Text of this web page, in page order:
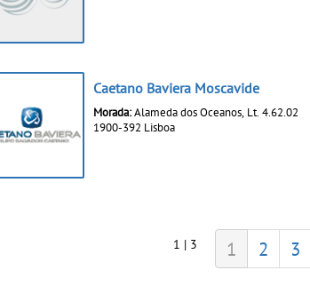
Caetano Baviera Moscavide
Morada:Alameda dos Oceanos, Lt. 4.62.02
1900-392 Lisboa
1 | 3 1 2 3